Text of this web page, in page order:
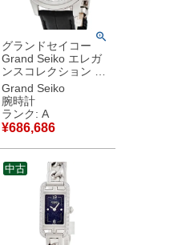
グランドセイコー
Grand Seiko エレガ
ンスコレクション 9S
メカニカル GMT 雪
雫 SBGM255 9S66-
00L0 デイト メンズ
腕時計自動巻き ホワ
イト 【中古】中古美
品
Grand Seiko
腕時計
ランク: A
¥686,686
中古